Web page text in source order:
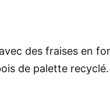
avec des fraises en
de palette recyclé.